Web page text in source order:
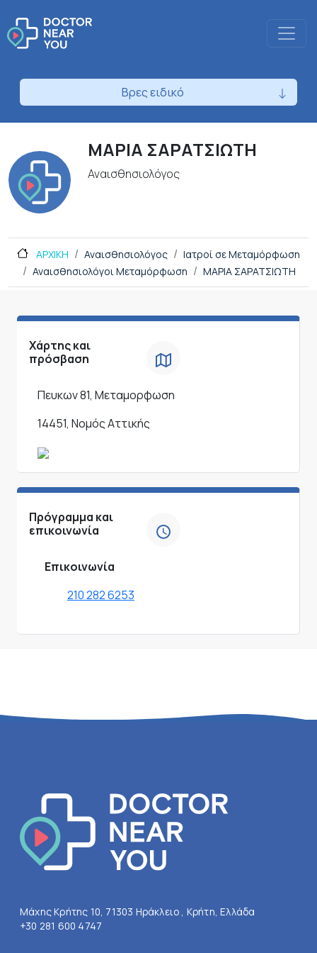
Βρες ειδικό
ΜΑΡΙΑ ΣΑΡΑΤΣΙΩΤΗ
Αναισθησιολόγος
ΑΡΧΙΚΗ Αναισθησιολόγος
Ιατροί σε Μεταμόρφωση
Αναισθησιολόγοι Μεταμόρφωση
ΜΑΡΙΑ ΣΑΡΑΤΣΙΩΤΗ
Χάρτης και
πρόσβαση
Πευκων 81, Μεταμορφωση
14451, Νομός Αττικής
Πρόγραμμα και
επικοινωνία
Επικοινωνία
210 282 6253
Μάχης Κρήτης 10, 71303 Ηράκλειο , Κρήτη, Ελλάδα
+30 281 600 4747